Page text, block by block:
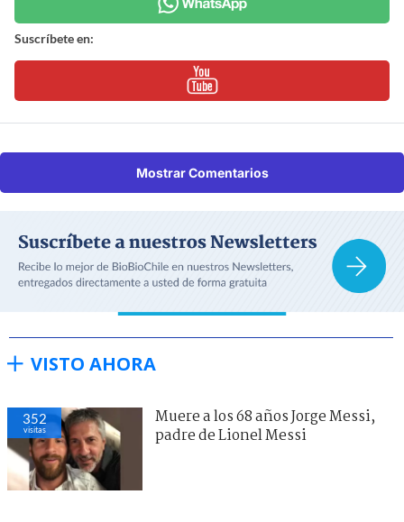
Suscríbete en:
Mostrar Comentarios
VISTO AHORA
352
visitas
Muere a los 68 años Jorge Messi,
padre de Lionel Messi